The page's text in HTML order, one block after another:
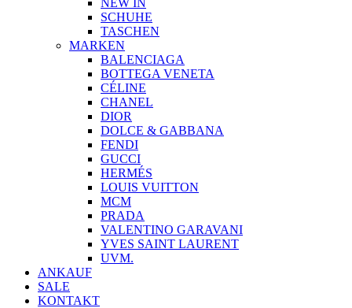
NEW IN
SCHUHE
TASCHEN
MARKEN
BALENCIAGA
BOTTEGA VENETA
CÉLINE
CHANEL
DIOR
DOLCE & GABBANA
FENDI
GUCCI
HERMÉS
LOUIS VUITTON
MCM
PRADA
VALENTINO GARAVANI
YVES SAINT LAURENT
UVM.
ANKAUF
SALE
KONTAKT